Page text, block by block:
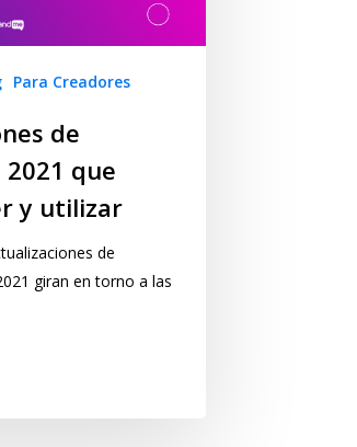
Para Creadores
de
que
y utilizar
de
giran en torno a las